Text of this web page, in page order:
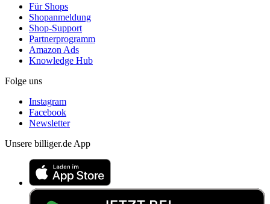
Für Shops
Shopanmeldung
Shop-Support
Partnerprogramm
Amazon Ads
Knowledge Hub
Folge uns
Instagram
Facebook
Newsletter
Unsere billiger.de App